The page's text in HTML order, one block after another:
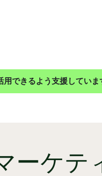
できるよう支援してい
ーケテ